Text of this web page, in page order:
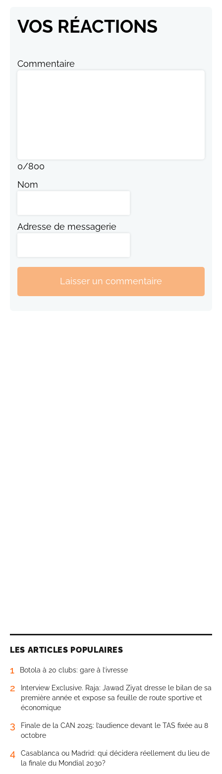
VOS RÉACTIONS
Commentaire
0/800
Nom
Adresse de messagerie
Laisser un commentaire
LES ARTICLES POPULAIRES
1 Botola à 20 clubs: gare à l’ivresse
2
Interview Exclusive. Raja: Jawad Ziyat dresse le bilan de sa
première année et expose sa feuille de route sportive et
économique
3
Finale de la CAN 2025: l’audience devant le TAS fixée au 8
octobre
4
Casablanca ou Madrid: qui décidera réellement du lieu de
la finale du Mondial 2030?